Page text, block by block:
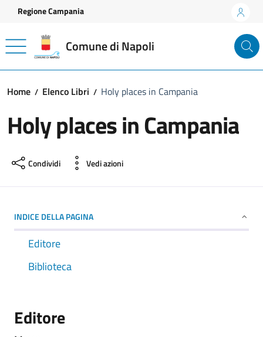
Vai ai contenuti
Vai al footer
Regione Campania
Comune di Napoli
Home Elenco Libri Holy places in Campania
Holy places in Campania
Condividi Vedi azioni
INDICE DELLA PAGINA
Editore
Biblioteca
Editore